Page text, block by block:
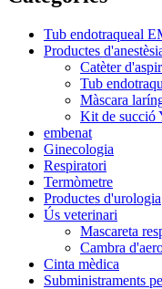
Tub endotraqueal
Productes
Catèter
Tub
Màscara
Kit de succió
embenat
Ginecologia
Respiratori
Termòmetre
Productes d'urologia
Ús veterinari
Mascareta
Cambra
Cinta mèdica
Subministraments